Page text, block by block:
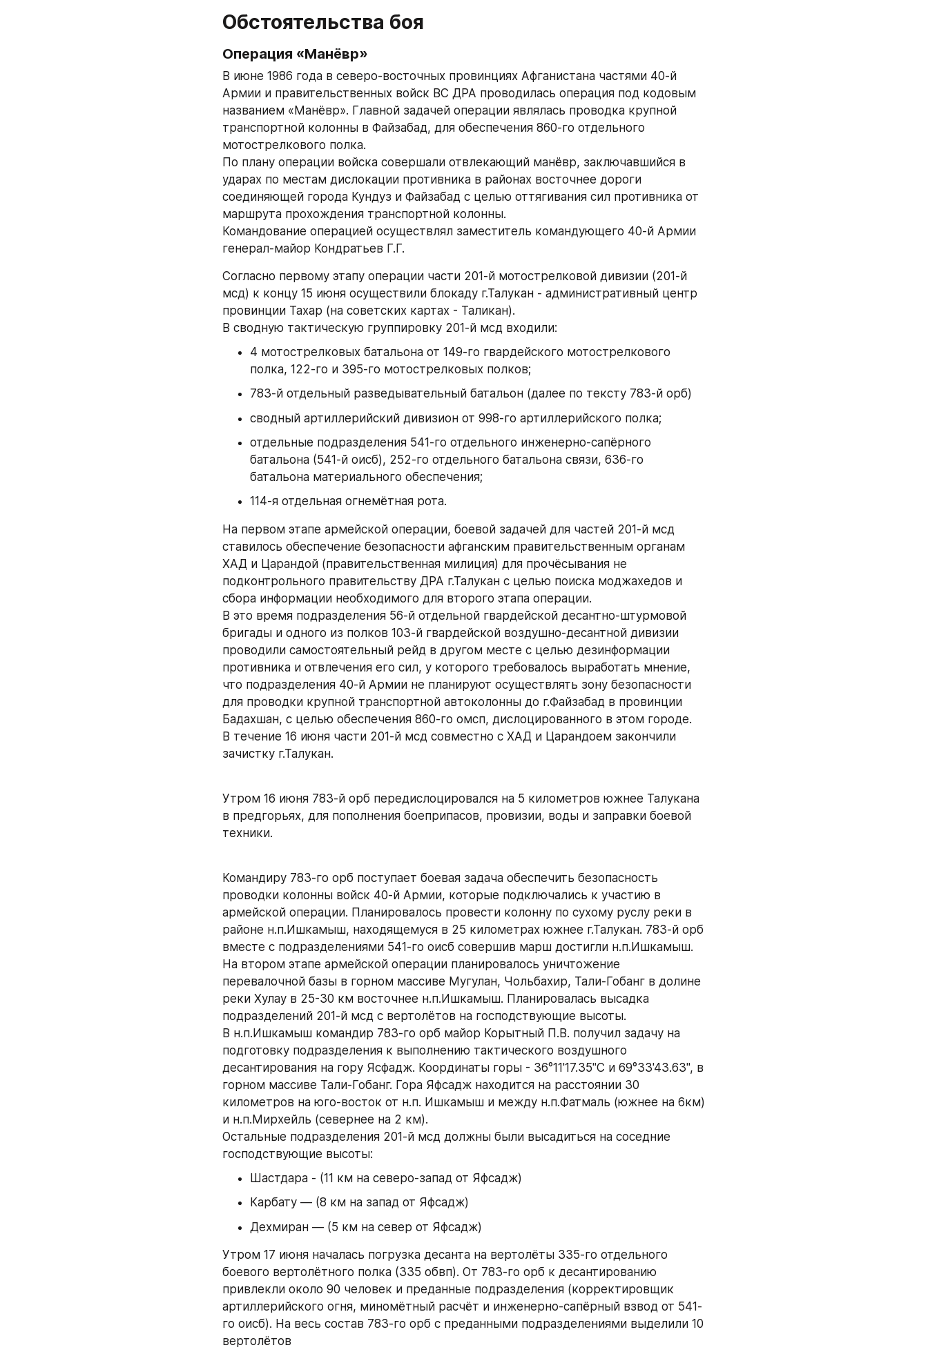
Обстоятельства боя
Операция «Манёвр»
В июне 1986 года в северо-восточных провинциях Афганистана частями 40-й
Армии и правительственных войск ВС ДРА проводилась операция под кодовым
названием «Манёвр». Главной задачей операции являлась проводка крупной
транспортной колонны в Файзабад, для обеспечения 860-го отдельного
мотострелкового полка.
По плану операции войска совершали отвлекающий манёвр, заключавшийся в
ударах по местам дислокации противника в районах восточнее дороги
соединяющей города Кундуз и Файзабад с целью оттягивания сил противника от
маршрута прохождения транспортной колонны.
Командование операцией осуществлял заместитель командующего 40-й Армии
генерал-майор Кондратьев Г.Г.
Согласно первому этапу операции части 201-й мотострелковой дивизии (201-й
мсд) к концу 15 июня осуществили блокаду г.Талукан - административный центр
провинции Тахар (на советских картах - Таликан).
В сводную тактическую группировку 201-й мсд входили:
4 мотострелковых батальона от 149-го гвардейского мотострелкового
полка, 122-го и 395-го мотострелковых полков;
783-й отдельный разведывательный батальон (далее по тексту 783-й орб)
сводный артиллерийский дивизион от 998-го артиллерийского полка;
отдельные подразделения 541-го отдельного инженерно-сапёрного
батальона (541-й оисб), 252-го отдельного батальона связи, 636-го
батальона материального обеспечения;
114-я отдельная огнемётная рота.
На первом этапе армейской операции, боевой задачей для частей 201-й мсд
ставилось обеспечение безопасности афганским правительственным органам
ХАД и Царандой (правительственная милиция) для прочёсывания не
подконтрольного правительству ДРА г.Талукан с целью поиска моджахедов и
сбора информации необходимого для второго этапа операции.
В это время подразделения 56-й отдельной гвардейской десантно-штурмовой
бригады и одного из полков 103-й гвардейской воздушно-десантной дивизии
проводили самостоятельный рейд в другом месте с целью дезинформации
противника и отвлечения его сил, у которого требовалось выработать мнение,
что подразделения 40-й Армии не планируют осуществлять зону безопасности
для проводки крупной транспортной автоколонны до г.Файзабад в провинции
Бадахшан, с целью обеспечения 860-го омсп, дислоцированного в этом городе.
В течение 16 июня части 201-й мсд совместно с ХАД и Царандоем закончили
зачистку г.Талукан.
Утром 16 июня 783-й орб передислоцировался на 5 километров южнее Талукана
в предгорьях, для пополнения боеприпасов, провизии, воды и заправки боевой
техники.
Командиру 783-го орб поступает боевая задача обеспечить безопасность
проводки колонны войск 40-й Армии, которые подключались к участию в
армейской операции. Планировалось провести колонну по сухому руслу реки в
районе н.п.Ишкамыш, находящемуся в 25 километрах южнее г.Талукан. 783-й орб
вместе с подразделениями 541-го оисб совершив марш достигли н.п.Ишкамыш.
На втором этапе армейской операции планировалось уничтожение
перевалочной базы в горном массиве Мугулан, Чольбахир, Тали-Гобанг в долине
реки Хулау в 25-30 км восточнее н.п.Ишкамыш. Планировалась высадка
подразделений 201-й мсд с вертолётов на господствующие высоты.
В н.п.Ишкамыш командир 783-го орб майор Корытный П.В. получил задачу на
подготовку подразделения к выполнению тактического воздушного
десантирования на гору Ясфадж. Координаты горы - 36°11'17.35"С и 69°33'43.63", в
горном массиве Тали-Гобанг. Гора Яфсадж находится на расстоянии 30
километров на юго-восток от н.п. Ишкамыш и между н.п.Фатмаль (южнее на 6км)
и н.п.Мирхейль (севернее на 2 км).
Остальные подразделения 201-й мсд должны были высадиться на соседние
господствующие высоты:
Шастдара - (11 км на северо-запад от Яфсадж)
Карбату — (8 км на запад от Яфсадж)
Дехмиран — (5 км на север от Яфсадж)
Утром 17 июня началась погрузка десанта на вертолёты 335-го отдельного
боевого вертолётного полка (335 обвп). От 783-го орб к десантированию
привлекли около 90 человек и преданные подразделения (корректировщик
артиллерийского огня, миномётный расчёт и инженерно-сапёрный взвод от 541-
го оисб). На весь состав 783-го орб с преданными подразделениями выделили 10
вертолётов